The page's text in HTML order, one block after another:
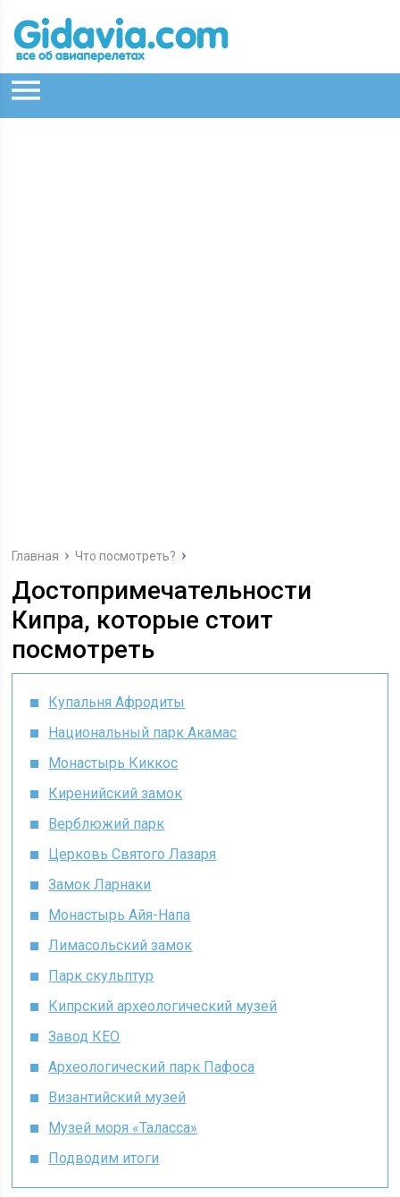
Главная Что посмотреть?
Достопримечательности
Кипра, которые стоит
посмотреть
Купальня Афродиты
Национальный парк Акамас
Монастырь Киккос
Киренийский замок
Верблюжий парк
Церковь Святого Лазаря
Замок Ларнаки
Монастырь Айя-Напа
Лимасольский замок
Парк скульптур
Кипрский археологический музей
Завод КЕО
Археологический парк Пафоса
Византийский музей
Музей моря «Таласса»
Подводим итоги